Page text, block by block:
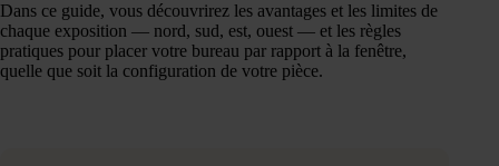
Dans ce guide, vous découvrirez les avantages et les limites de
chaque exposition — nord, sud, est, ouest — et les règles
pratiques pour placer votre bureau par rapport à la fenêtre,
quelle que soit la configuration de votre pièce.